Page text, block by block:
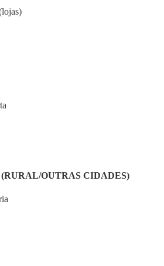
OUTRAS CIDADES)